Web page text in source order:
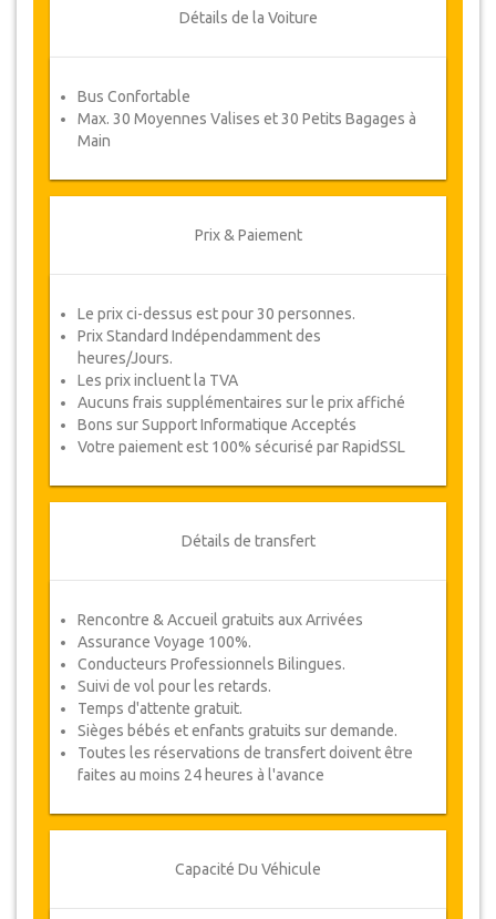
ou un remboursement complet.
Une fois votre paiement effectué, vous serez
redirigé vers détails YourCard pour entrer vos
votre Coupon de service automatiquement.
Détails de la Voiture
Bus Confortable
Max. 30 Moyennes Valises et 30 Petits Bagages à
Main
Prix & Paiement
Le prix ci-dessus est pour 30 personnes.
Prix Standard Indépendamment des
heures/Jours.
Les prix incluent la TVA
Aucuns frais supplémentaires sur le prix affiché
Bons sur Support Informatique Acceptés
Votre paiement est 100% sécurisé par RapidSSL
Détails de transfert
Rencontre & Accueil gratuits aux Arrivées
Assurance Voyage 100%.
Conducteurs Professionnels Bilingues.
Suivi de vol pour les retards.
Temps d'attente gratuit.
Sièges bébés et enfants gratuits sur demande.
Toutes les réservations de transfert doivent être
faites au moins 24 heures à l'avance
Capacité Du Véhicule